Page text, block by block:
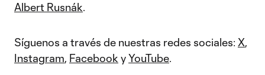
Albert Rusnák.
Síguenos a través de nuestras redes sociales: X,
Instagram, Facebook yYouTube.